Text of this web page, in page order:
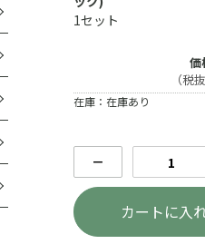
1セット
価
（税
在庫：在庫あり
－
カートに入